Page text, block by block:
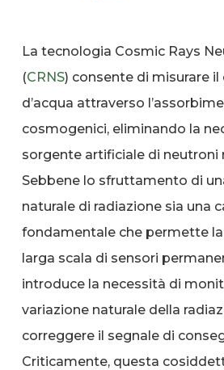
La tecnologia Cosmic Rays
(CRNS) consente di misurare
d’acqua attraverso
cosmogenici, eliminando la
sorgente artificiale di neutroni
Sebbene lo sfruttamento di
naturale di radiazione sia una
fondamentale che permette
larga scala di sensori
introduce la necessità di
variazione naturale della
correggere il segnale di
Criticamente, questa